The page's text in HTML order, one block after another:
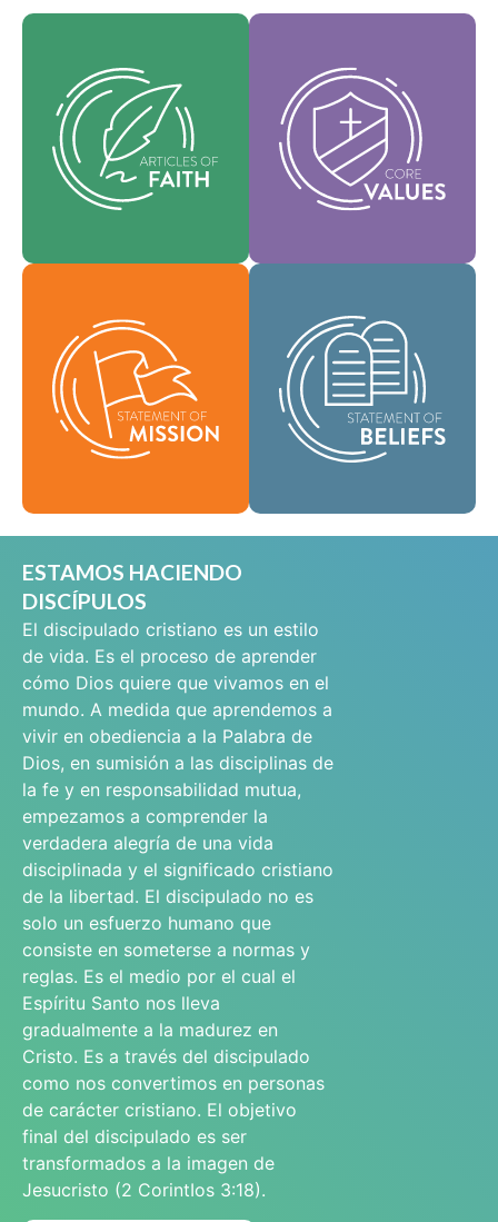
Nuestros Artículos de
creencias
fundamentales y
establecen las
verdades esenciales
que guían cada área
de práctica.
Nuestros Valores
constituyen la esencia
de nuestra identidad,
respaldan la visión de
nuestra denominación
y ayudan a dar forma a
nuestra cultura.
de Misión define
quiénes somos, por
qué existimos y
nuestra razón de ser.
Misión
global de fe, se nos ha
las buenas nuevas de
vida en Cristo Jesús a
las personas de todas
partes y difundir el
mensaje de la
santidad bíblica por
ESTAMOS HACIENDO
DISCÍPULOS
El discipulado cristiano es un estilo
de vida. Es el proceso de aprender
cómo Dios quiere que vivamos en el
mundo. A medida que aprendemos a
vivir en obediencia a la Palabra de
Dios, en sumisión a las disciplinas de
la fe y en responsabilidad mutua,
empezamos a comprender la
verdadera alegría de una vida
disciplinada y el significado cristiano
de la libertad. El discipulado no es
solo un esfuerzo humano que
consiste en someterse a normas y
reglas. Es el medio por el cual el
Espíritu Santo nos lleva
gradualmente a la madurez en
Cristo. Es a través del discipulado
como nos convertimos en personas
de carácter cristiano. El objetivo
final del discipulado es ser
transformados a la imagen de
Jesucristo (2 CorintIos 3:18).